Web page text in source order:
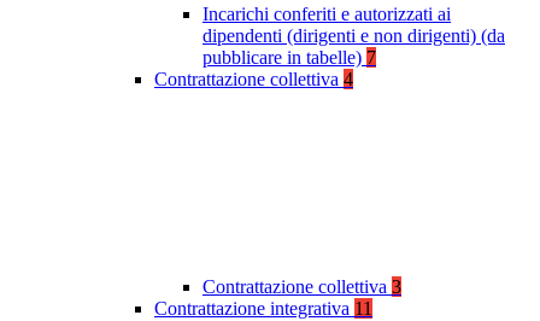
Incarichi conferiti e autorizzati ai
dipendenti (dirigenti e non dirigenti) (da
pubblicare in tabelle) 7
Contrattazione collettiva 4
Contrattazione collettiva 3
Contrattazione integrativa 11